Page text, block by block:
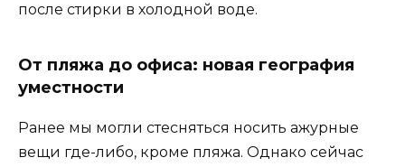
после стирки в холодной воде.
От пляжа до офиса: новая география
уместности
Ранее мы могли стесняться носить ажурные
вещи где-либо, кроме пляжа. Однако сейчас